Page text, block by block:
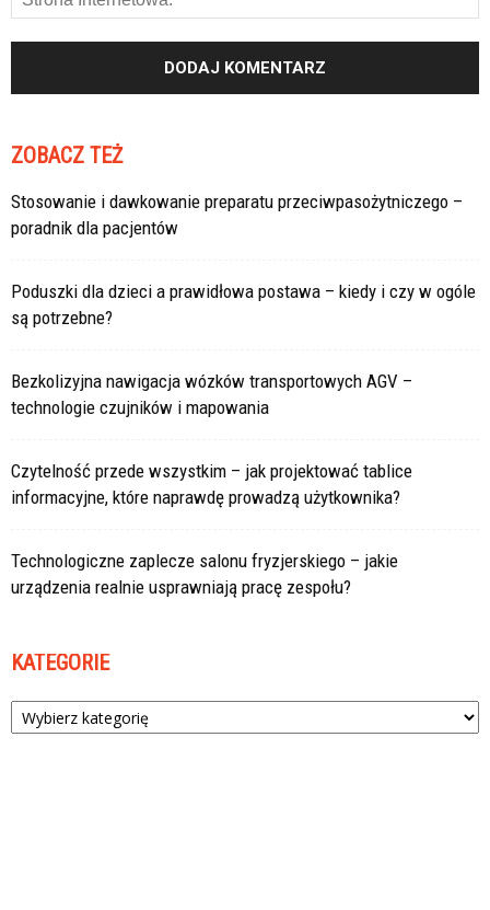
ZOBACZ TEŻ
Stosowanie i dawkowanie preparatu przeciwpasożytniczego –
poradnik dla pacjentów
Poduszki dla dzieci a prawidłowa postawa – kiedy i czy w ogóle
są potrzebne?
Bezkolizyjna nawigacja wózków transportowych AGV –
technologie czujników i mapowania
Czytelność przede wszystkim – jak projektować tablice
informacyjne, które naprawdę prowadzą użytkownika?
Technologiczne zaplecze salonu fryzjerskiego – jakie
urządzenia realnie usprawniają pracę zespołu?
KATEGORIE
Kategorie